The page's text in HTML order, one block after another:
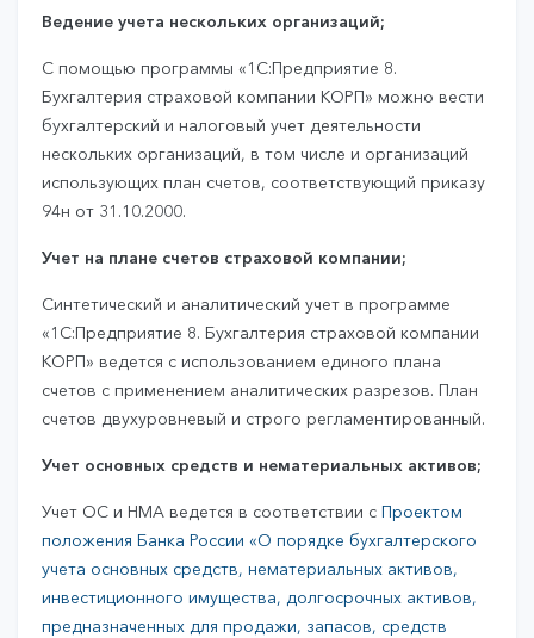
Ведение учета нескольких организаций;
С помощью программы «1С:Предприятие 8.
Бухгалтерия страховой компании КОРП» можно вести
бухгалтерский и налоговый учет деятельности
нескольких организаций, в том числе и организаций
использующих план счетов, соответствующий приказу
94н от 31.10.2000.
Учет на плане счетов страховой компании;
Синтетический и аналитический учет в программе
«1С:Предприятие 8. Бухгалтерия страховой компании
КОРП» ведется с использованием единого плана
счетов с применением аналитических разрезов. План
счетов двухуровневый и строго регламентированный.
Учет основных средств и нематериальных активов;
Учет ОС и НМА ведется в соответствии с Проектом
положения Банка России «О порядке бухгалтерского
учета основных средств, нематериальных активов,
инвестиционного имущества, долгосрочных активов,
предназначенных для продажи, запасов, средств